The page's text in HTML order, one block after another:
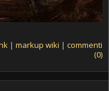
| markup wiki | commenti
(0)